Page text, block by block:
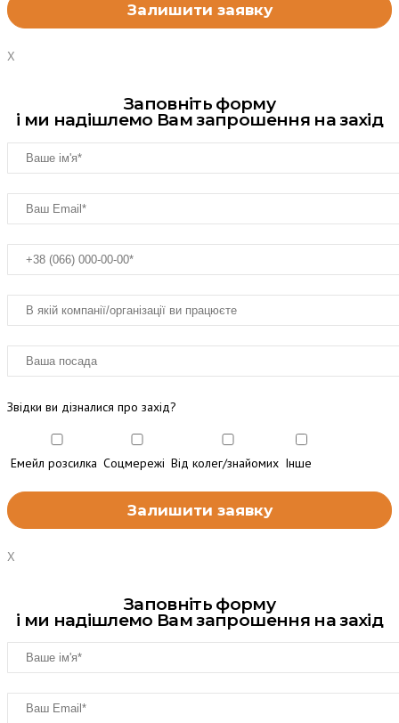
X
Заповніть форму
і ми надішлемо Вам запрошення на захід
Звідки ви дізналися про захід?
Емейл розсилка Соцмережі Від колег/знайомих Інше
X
Заповніть форму
і ми надішлемо Вам запрошення на захід